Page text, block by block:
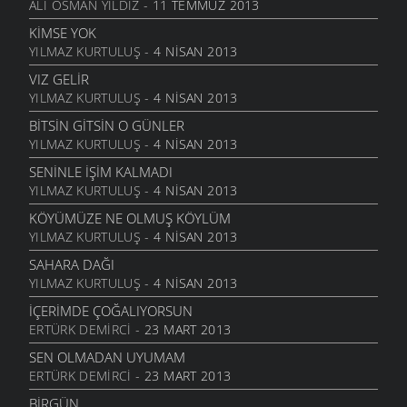
ÇEKMEK ZORUNDA MIYDIM ?
2 ŞUBAT 2010
UNUTULMUŞUM
25 OCAK 2010
KÜLLERIN SENIN
14 OCAK 2010
KELEPÇE VURMUŞLAR SULARIMIZA
7 OCAK 2010
BIR TOPRAĞIM
2 OCAK 2010
SONSUZ SEVGI
28 ARALIK 2009
YILLANIYORSUN
22 ARALIK 2009
KIM BILIR
10 ARALIK 2009
BANA YAZIK
MORBET
ÖYKÜLER- 6 EYLÜL 2006
AL ATEŞ
MANILER- 6 EYLÜL 2006
YARE DIŞ
MANILER- 6 EYLÜL 2006
BIR TÜRLÜ
MANILER - 6 EYLÜL 2006
BIR BEYAZ
MANILER- 6 EYLÜL 2006
ÜZÜMÜ
MANILER - 6 EYLÜL 2006
TOMBALAK KEDI
ÖYKÜLER- 19 TEMMUZ 2006
KAR YAĞAR SAÇAKLARA
MANILER- 2 HAZIRAN 2006
YOLLADIM YARI YOLA
MANILER
ALI OSMAN YILDIZ - 11 TEMMUZ 2013
KIMSE YOK
YILMAZ KURTULUŞ - 4 NISAN 2013
VIZ GELIR
YILMAZ KURTULUŞ - 4 NISAN 2013
BITSIN GITSIN O GÜNLER
YILMAZ KURTULUŞ - 4 NISAN 2013
SENINLE İŞIM KALMADI
YILMAZ KURTULUŞ - 4 NISAN 2013
KÖYÜMÜZE NE OLMUŞ KÖYLÜM
YILMAZ KURTULUŞ - 4 NISAN 2013
SAHARA DAĞI
YILMAZ KURTULUŞ - 4 NISAN 2013
İÇERIMDE ÇOĞALIYORSUN
ERTÜRK DEMIRCI - 23 MART 2013
SEN OLMADAN UYUMAM
ERTÜRK DEMIRCI - 23 MART 2013